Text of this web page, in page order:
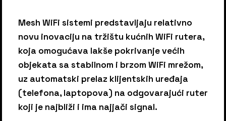
Mesh WiFi sistemi predstavljaju relativno
novu inovaciju na tržištu kućnih WiFi rutera,
koja omogućava lakše pokrivanje većih
objekata sa stabilnom i brzom WiFi mrežom,
uz automatski prelaz klijentskih uređaja
(telefona, laptopova) na odgovarajući ruter
koji je najbliži i ima najjači signal.